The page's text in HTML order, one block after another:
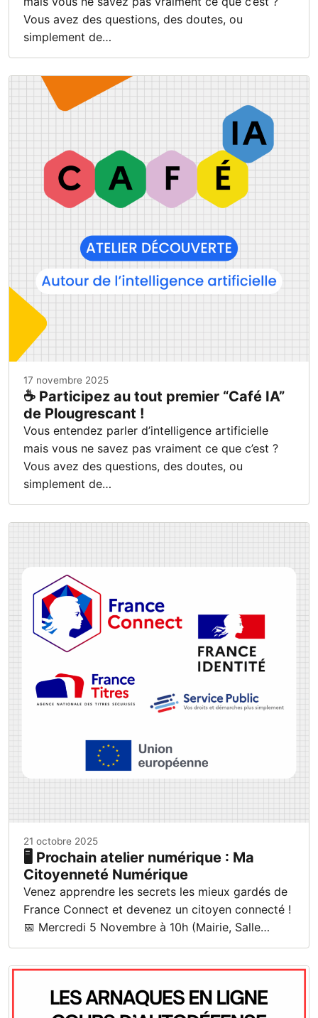
Vous avez des questions, des doutes, ou
simplement de…
17 novembre 2025
☕ Participez au tout premier “Café IA”
de Plougrescant !
Vous entendez parler d’intelligence artificielle
mais vous ne savez pas vraiment ce que c’est ?
Vous avez des questions, des doutes, ou
simplement de…
21 octobre 2025
🖥️ Prochain atelier numérique : Ma
Citoyenneté Numérique
Venez apprendre les secrets les mieux gardés de
France Connect et devenez un citoyen connecté !
📅 Mercredi 5 Novembre à 10h (Mairie, Salle…